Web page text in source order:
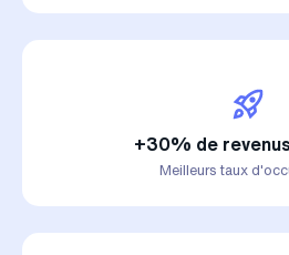
+30% de
Meilleurs taux